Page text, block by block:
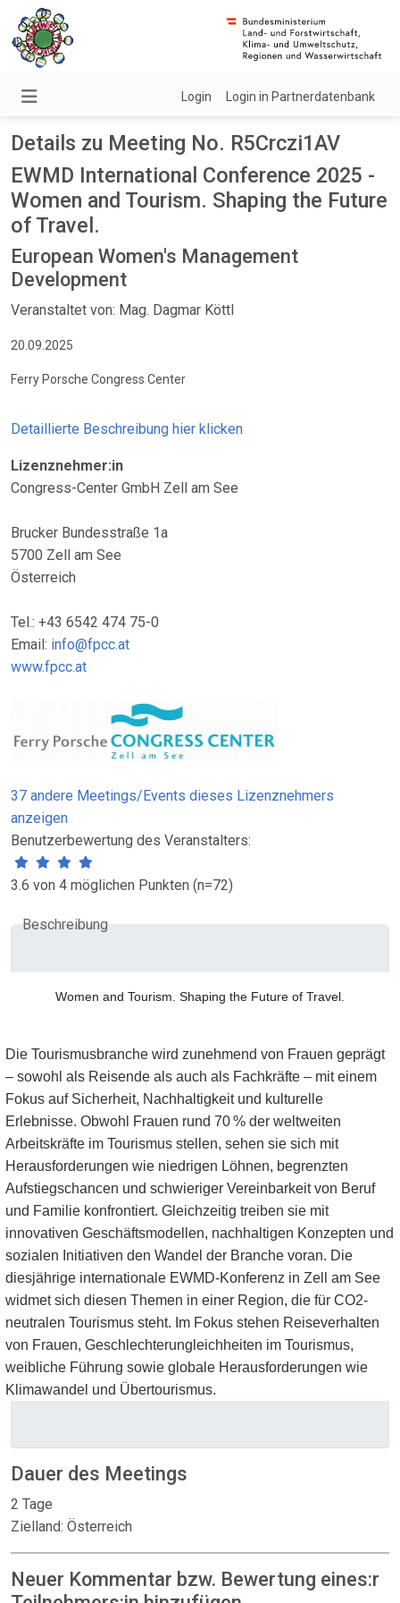
Login Login in Partnerdatenbank
Details zu Meeting No. R5Crczi1AV
EWMD International Conference 2025 -
Women and Tourism. Shaping the Future
of Travel.
European Women's Management
Development
Veranstaltet von: Mag. Dagmar Köttl
20.09.2025
Ferry Porsche Congress Center
Detaillierte Beschreibung hier klicken
Lizenznehmer:in
Congress-Center GmbH Zell am See
Brucker Bundesstraße 1a
5700 Zell am See
Österreich
Tel.: +43 6542 474 75-0
Email: info@fpcc.at
www.fpcc.at
37 andere Meetings/Events dieses Lizenznehmers
anzeigen
Benutzerbewertung des Veranstalters:
3.6 von 4 möglichen Punkten (n=72)
Beschreibung
Women and Tourism. Shaping the Future of Travel.
Die Tourismusbranche wird zunehmend von Frauen geprägt
– sowohl als Reisende als auch als Fachkräfte – mit einem
Fokus auf Sicherheit, Nachhaltigkeit und kulturelle
Erlebnisse. Obwohl Frauen rund 70 % der weltweiten
Arbeitskräfte im Tourismus stellen, sehen sie sich mit
Herausforderungen wie niedrigen Löhnen, begrenzten
Aufstiegschancen und schwieriger Vereinbarkeit von Beruf
und Familie konfrontiert. Gleichzeitig treiben sie mit
innovativen Geschäftsmodellen, nachhaltigen Konzepten und
sozialen Initiativen den Wandel der Branche voran. Die
diesjährige internationale EWMD-Konferenz in Zell am See
widmet sich diesen Themen in einer Region, die für CO2-
neutralen Tourismus steht. Im Fokus stehen Reiseverhalten
von Frauen, Geschlechterungleichheiten im Tourismus,
weibliche Führung sowie globale Herausforderungen wie
Klimawandel und Übertourismus.
Dauer des Meetings
2 Tage
Zielland: Österreich
Neuer Kommentar bzw. Bewertung eines:r